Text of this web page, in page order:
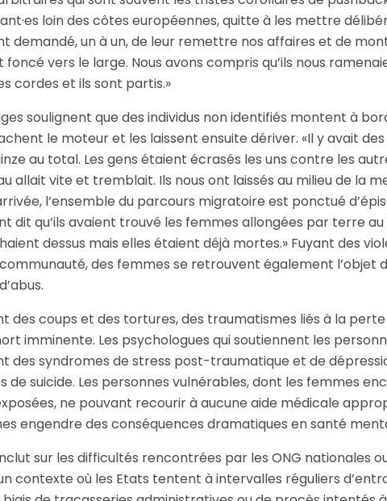
loin des côtes européennes, quitte à les mettre
demandé, un à un, de leur remettre nos affaires et de
foncé vers le large. Nous avons compris qu’ils nous
cordes et ils sont partis.»
soulignent que des individus non identifiés montent à
le moteur et les laissent ensuite dériver. «Il y avait
au total. Les gens étaient écrasés les uns contre les
allait vite et tremblait. Ils nous ont laissés au milieu de la
l’ensemble du parcours migratoire est ponctué
dit qu’ils avaient trouvé les femmes allongées par terre
dessus mais elles étaient déjà mortes.» Fuyant des
des femmes se retrouvent également l’objet
des coups et des tortures, des traumatismes liés à la
imminente. Les psychologues qui soutiennent les
des syndromes de stress post-traumatique et de
de suicide. Les personnes vulnérables, dont les femmes
ne pouvant recourir à aucune aide médicale
engendre des conséquences dramatiques en santé
sur les difficultés rencontrées par les ONG nationales
contexte où les Etats tentent à intervalles réguliers